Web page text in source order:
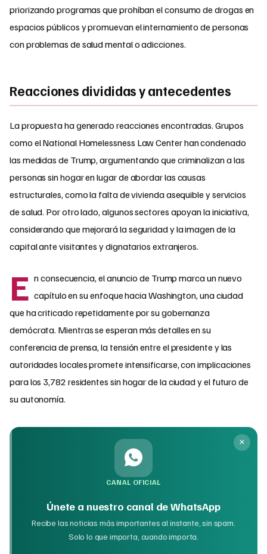
priorizando programas que prohíban el consumo de drogas en
espacios públicos y promuevan el internamiento de personas
con problemas de salud mental o adicciones.
Reacciones divididas y antecedentes
La propuesta ha generado reacciones encontradas. Grupos
como el National Homelessness Law Center han condenado
las medidas de Trump, argumentando que criminalizan a las
personas sin hogar en lugar de abordar las causas
estructurales, como la falta de vivienda asequible y servicios
de salud. Por otro lado, algunos sectores apoyan la iniciativa,
considerando que mejorará la seguridad y la imagen de la
capital ante visitantes y dignatarios extranjeros.
E n consecuencia, el anuncio de Trump marca un nuevo
capítulo en su enfoque hacia Washington, una ciudad
que ha criticado repetidamente por su gobernanza
demócrata. Mientras se esperan más detalles en su
conferencia de prensa, la tensión entre el presidente y las
autoridades locales promete intensificarse, con implicaciones
para los 3,782 residentes sin hogar de la ciudad y el futuro de
su autonomía.
CANAL OFICIAL
Únete a nuestro canal de WhatsApp
Recibe las noticias más importantes al instante, sin spam.
Solo lo que importa, cuando importa.